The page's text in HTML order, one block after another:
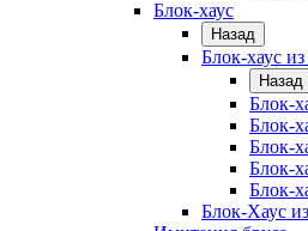
Блок-хаус
Назад
Блок-хаус
Назад
Блок-
Блок-
Блок-
Блок-
Блок-
Блок-Хаус